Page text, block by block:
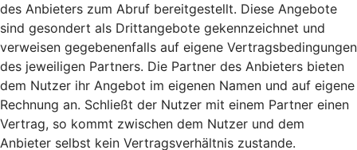
des Anbieters zum Abruf bereitgestellt. Diese Angebote
sind gesondert als Drittangebote gekennzeichnet und
verweisen gegebenenfalls auf eigene Vertragsbedingungen
des jeweiligen Partners. Die Partner des Anbieters bieten
dem Nutzer ihr Angebot im eigenen Namen und auf eigene
Rechnung an. Schließt der Nutzer mit einem Partner einen
Vertrag, so kommt zwischen dem Nutzer und dem
Anbieter selbst kein Vertragsverhältnis zustande.